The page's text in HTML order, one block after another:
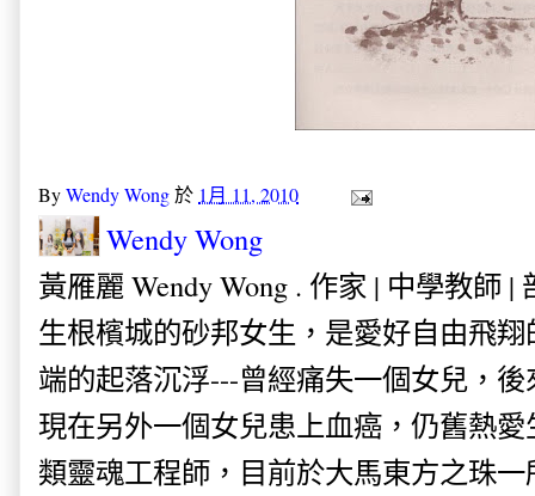
ByWendy Wong於 1月 11, 2010
Wendy Wong
黃雁麗 Wendy Wong . 作家 | 中學教師 |
生根檳城的砂邦女生，是愛好自由飛
端的起落沉浮---曾經痛失一個女兒，
現在另外一個女兒患上血癌，仍舊熱
類靈魂工程師，目前於大馬東方之珠